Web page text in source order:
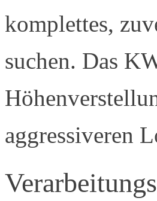
komplettes,
suchen. Das
aggressiveren